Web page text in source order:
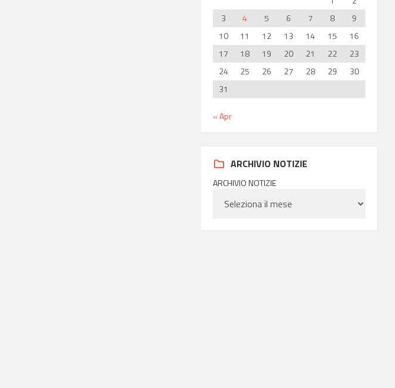
3
4 5 6 7 8
9
10
11 12 13 14 15
16
17
18 19 20 21 22
23
24
25 26 27 28 29
30
31
« Apr
ARCHIVIO NOTIZIE
ARCHIVIO NOTIZIE